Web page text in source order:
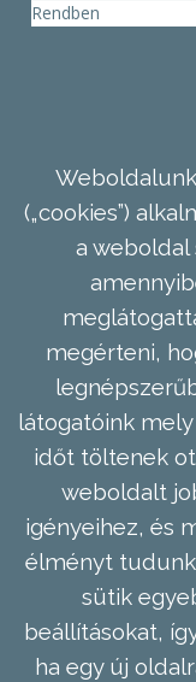
Rendben
(„cookies”)
a weboldal
megérteni,
látogatóink
időt töltenek
weboldalt
igényeihez, és
élményt tudunk
sütik
beállításokat,
ha egy új